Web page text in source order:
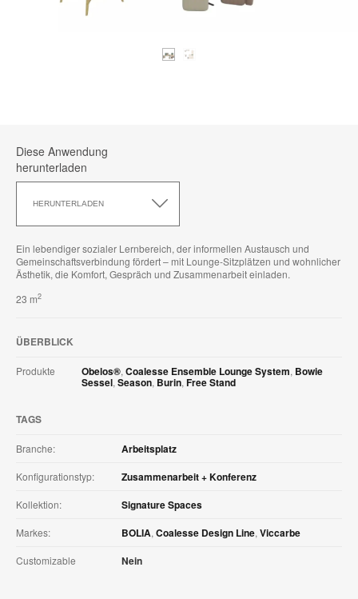
Diese Anwendung
herunterladen
HERUNTERLADEN
Anwendung
Ein lebendiger sozialer Lernbereich, der informellen Austausch und
Gemeinschaftsverbindung fördert – mit Lounge-Sitzplätzen und wohnlicher
Ästhetik, die Komfort, Gespräch und Zusammenarbeit einladen.
23 m2
ÜBERBLICK
Produkte Obelos®, Coalesse Ensemble Lounge System, Bowie
Sessel, Season, Burin, Free Stand
TAGS
Branche: Arbeitsplatz
Konfigurationstyp: Zusammenarbeit + Konferenz
Kollektion: Signature Spaces
Markes: BOLIA, Coalesse Design Line, Viccarbe
Customizable Nein